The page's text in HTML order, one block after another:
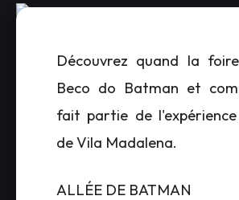
Découvrez quand la
Beco do Batman et
fait partie de
de Vila Madalena.
ALLÉE DE BATMAN